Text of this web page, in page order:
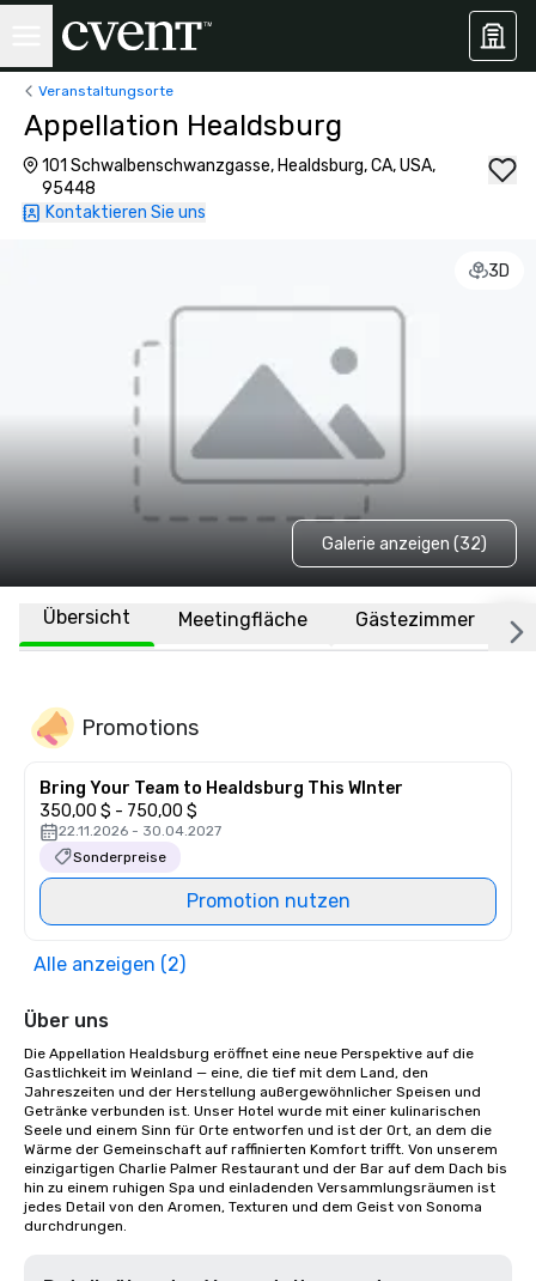
Veranstaltungsorte
Appellation Healdsburg
101 Schwalbenschwanzgasse, Healdsburg, CA, USA,
95448
Kontaktieren Sie uns
3D
Galerie anzeigen (32)
Übersicht Meetingfläche Gästezimmer
Promotions
Bring Your Team to Healdsburg This WInter
350,00 $ - 750,00 $
22.11.2026 - 30.04.2027
Sonderpreise
Promotion nutzen
Alle anzeigen (2)
Über uns
Die Appellation Healdsburg eröffnet eine neue Perspektive auf die
Gastlichkeit im Weinland — eine, die tief mit dem Land, den
Jahreszeiten und der Herstellung außergewöhnlicher Speisen und
Getränke verbunden ist. Unser Hotel wurde mit einer kulinarischen
Seele und einem Sinn für Orte entworfen und ist der Ort, an dem die
Wärme der Gemeinschaft auf raffinierten Komfort trifft. Von unserem
einzigartigen Charlie Palmer Restaurant und der Bar auf dem Dach bis
hin zu einem ruhigen Spa und einladenden Versammlungsräumen ist
jedes Detail von den Aromen, Texturen und dem Geist von Sonoma
durchdrungen.